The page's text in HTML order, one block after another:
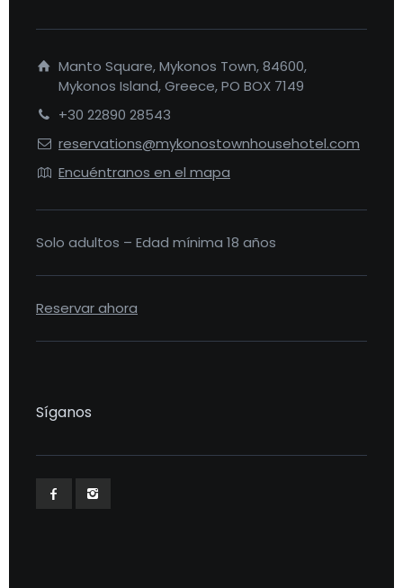
Manto Square, Mykonos Town, 84600,
Mykonos Island, Greece, PO BOX 7149
+30 22890 28543
reservations@mykonostownhousehotel.com
Encuéntranos en el mapa
Solo adultos – Edad mínima 18 años
Reservar ahora
Síganos